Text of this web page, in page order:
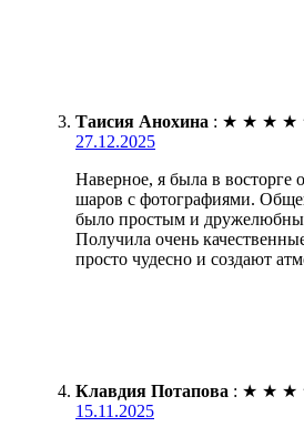
Таисия Анохина : ★ ★ ★ ★
27.12.2025
Наверное, я была в восторге
шаров с фотографиями.
было простым и
Получила очень
просто чудесно и создают
Клавдия Потапова : ★ ★ ★
15.11.2025